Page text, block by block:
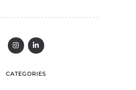
CATEGORIES